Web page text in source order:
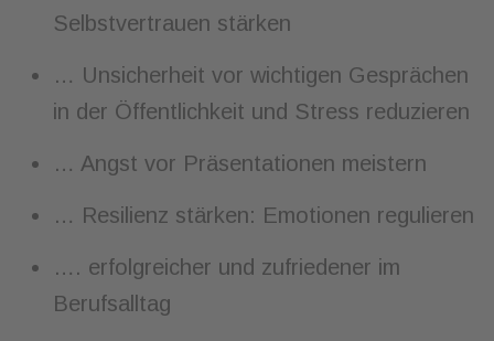
Selbstvertrauen stärken
… Unsicherheit vor wichtigen Gesprächen
in der Öffentlichkeit und Stress reduzieren
… Angst vor Präsentationen meistern
… Resilienz stärken: Emotionen regulieren
…. erfolgreicher und zufriedener im
Berufsalltag